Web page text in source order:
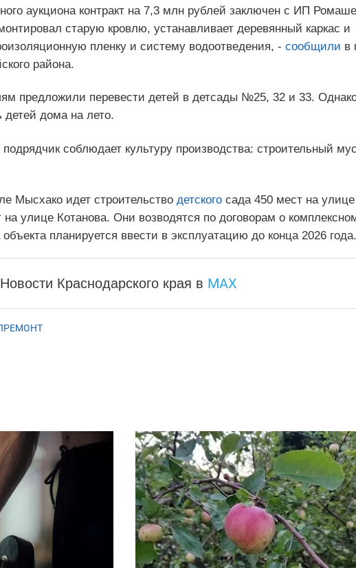
аукциона контракт на 7,3 млн рублей заключен с ИП
старую кровлю, устанавливает деревянный каркас и
пленку и систему водоотведения, - сообщили в
района.
предложили перевести детей в детсады №25, 32 и 33.
детей дома на лето.
соблюдает культуру производства: строительный
Мысхако идет строительство детскогосада 450 мест на улице
улице Котанова. Они возводятся по договорам о
планируется ввести в эксплуатацию до конца 2026 года.
Новости Краснодарского края в MAX